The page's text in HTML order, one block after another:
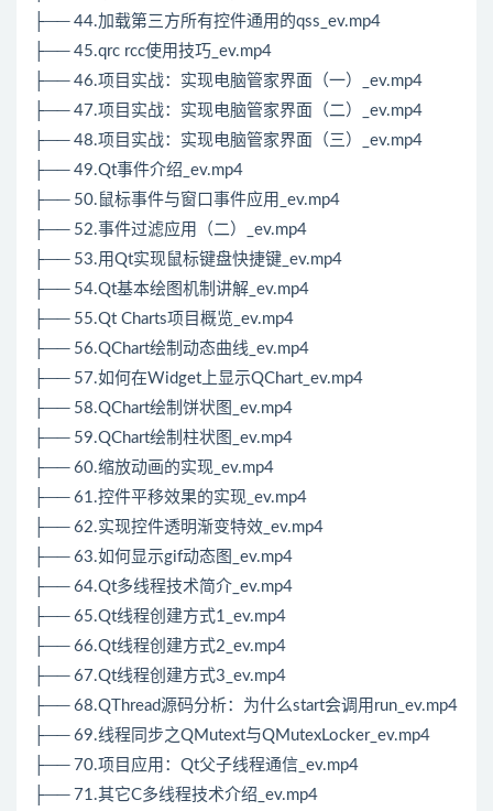
├── 44.加载第三方所有控件通用的qss_ev.mp4
├── 45.qrc rcc使用技巧_ev.mp4
├── 46.项目实战：实现电脑管家界面（一）_ev.mp4
├── 47.项目实战：实现电脑管家界面（二）_ev.mp4
├── 48.项目实战：实现电脑管家界面（三）_ev.mp4
├── 49.Qt事件介绍_ev.mp4
├── 50.鼠标事件与窗口事件应用_ev.mp4
├── 52.事件过滤应用（二）_ev.mp4
├── 53.用Qt实现鼠标键盘快捷键_ev.mp4
├── 54.Qt基本绘图机制讲解_ev.mp4
├── 55.Qt Charts项目概览_ev.mp4
├── 56.QChart绘制动态曲线_ev.mp4
├── 57.如何在Widget上显示QChart_ev.mp4
├── 58.QChart绘制饼状图_ev.mp4
├── 59.QChart绘制柱状图_ev.mp4
├── 60.缩放动画的实现_ev.mp4
├── 61.控件平移效果的实现_ev.mp4
├── 62.实现控件透明渐变特效_ev.mp4
├── 63.如何显示gif动态图_ev.mp4
├── 64.Qt多线程技术简介_ev.mp4
├── 65.Qt线程创建方式1_ev.mp4
├── 66.Qt线程创建方式2_ev.mp4
├── 67.Qt线程创建方式3_ev.mp4
├── 68.QThread源码分析：为什么start会调用run_ev.mp4
├── 69.线程同步之QMutext与QMutexLocker_ev.mp4
├── 70.项目应用：Qt父子线程通信_ev.mp4
├── 71.其它C多线程技术介绍_ev.mp4